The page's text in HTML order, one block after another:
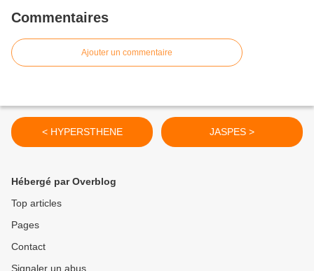
Commentaires
Ajouter un commentaire
< HYPERSTHENE JASPES >
Hébergé par Overblog
Top articles
Pages
Contact
Signaler un abus